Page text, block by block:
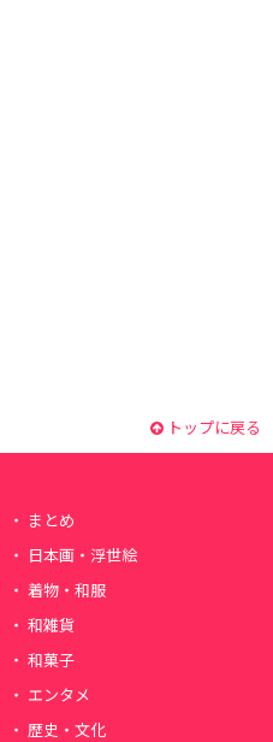
トップに戻る
まとめ
日本画・浮世絵
着物・和服
和雑貨
和菓子
エンタメ
歴史・文化